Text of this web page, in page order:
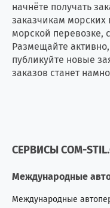
начнёте получать
заказчикам морских
морской перевозке,
Размещайте
публикуйте новые
заказов станет
СЕРВИСЫ COM-
Международные
Международные